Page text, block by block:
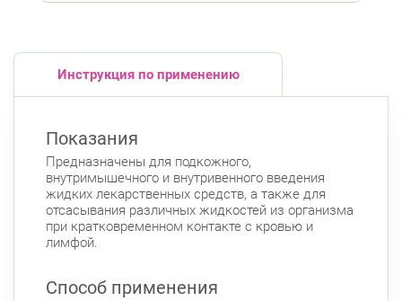
Инструкция по применению
Показания
Предназначены для подкожного,
внутримышечного и внутривенного введения
жидких лекарственных средств, а также для
отсасывания различных жидкостей из организма
при кратковременном контакте с кровью и
лимфой.
Способ применения